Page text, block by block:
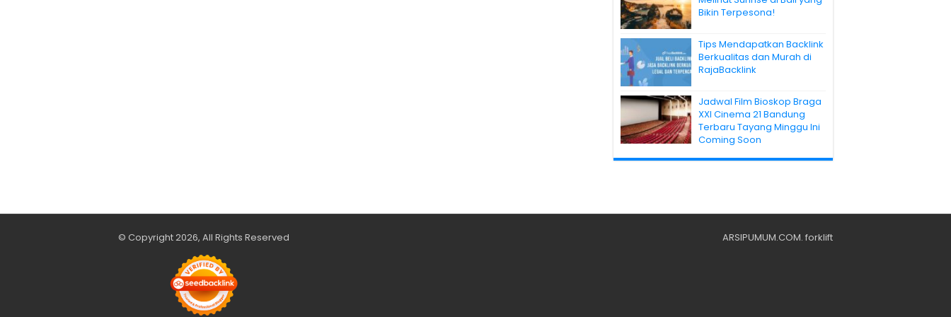
Bikin Terpesona!
Tips Mendapatkan Backlink
Berkualitas dan Murah di
RajaBacklink
Jadwal Film Bioskop Braga
XXI Cinema 21 Bandung
Terbaru Tayang Minggu Ini
Coming Soon
ARSIPUMUM.COM. forklift
© Copyright 2026, All Rights Reserved